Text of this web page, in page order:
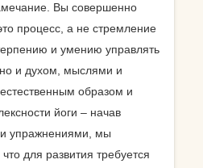
Вы совершенно
процесс, а не стремление
и умению управлять
и духом, мыслями и
образом и
йоги – начав
упражнениями, мы
для развития требуется